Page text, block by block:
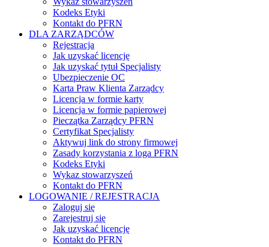
Kodeks Etyki
Kontakt do PFRN
DLA ZARZĄDCÓW
Rejestracja
Jak uzyskać licencję
Jak uzyskać tytuł Specjalisty
Ubezpieczenie OC
Karta Praw Klienta Zarządcy
Licencja w formie karty
Licencja w formie papierowej
Pieczątka Zarządcy PFRN
Certyfikat Specjalisty
Aktywuj link do strony firmowej
Zasady korzystania z loga PFRN
Kodeks Etyki
Wykaz stowarzyszeń
Kontakt do PFRN
LOGOWANIE / REJESTRACJA
Zaloguj się
Zarejestruj się
Jak uzyskać licencję
Kontakt do PFRN